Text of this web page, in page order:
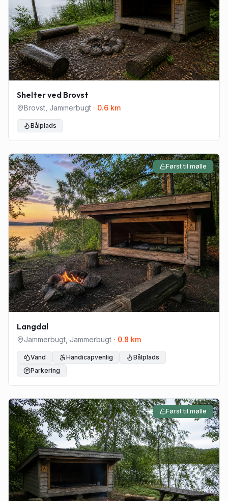
Shelter ved Brovst
Brovst Jammerbugt · 0.6 km
Bålplads
Først til mølle
Langdal
Jammerbugt Jammerbugt · 0.8 km
Vand Handicapvenlig
Bålplads
Parkering
Først til mølle